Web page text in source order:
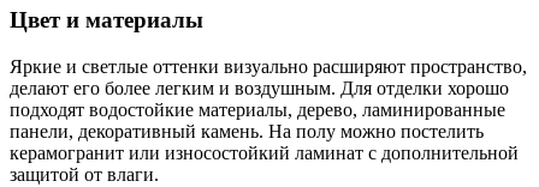
Цвет и материалы
Яркие и светлые оттенки визуально расширяют пространство,
делают его более легким и воздушным. Для отделки хорошо
подходят водостойкие материалы, дерево, ламинированные
панели, декоративный камень. На полу можно постелить
керамогранит или износостойкий ламинат с дополнительной
защитой от влаги.